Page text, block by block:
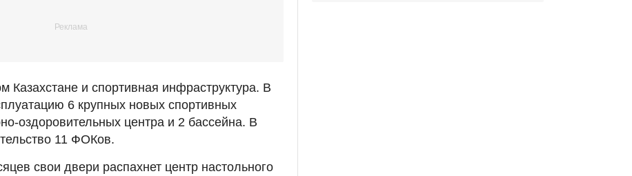
Казахстане и спортивная инфраструктура. В
6 крупных новых спортивных
оздоровительных центра и 2 бассейна. В
11 ФОКов.
свои двери распахнет центр настольного